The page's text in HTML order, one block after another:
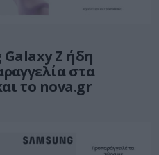
Galaxy Ζ ήδη
στα
το nova.gr